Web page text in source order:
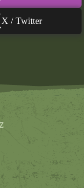
X / Twitter